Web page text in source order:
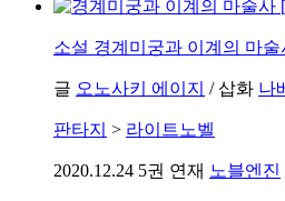
소설 경계미궁과 이계의 마
글 오노사키 에이지 /삽화 나
판타지 > 라이트노벨
2020.12.24 5권 연재 노블엔진